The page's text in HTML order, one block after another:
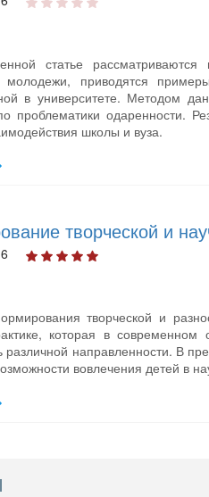
статье
молодежи, приводятся
в университете. Методом
проблематики одаренности.
школы и вуза.
творческой и
творческой и
которая в современном
различной направленности. В
вовлечения детей в